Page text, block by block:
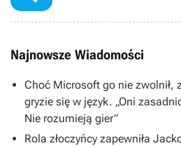
Najnowsze Wiadomości
Choć Microsoft go nie zwolnił,
gryzie się w język. „Oni
Nie rozumieją gier”
Rola złoczyńcy zapewniła